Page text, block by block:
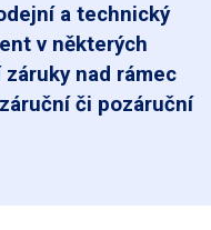
a technický
v některých
nad rámec
či pozáruční